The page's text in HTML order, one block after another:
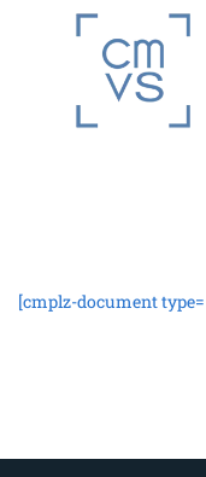
[cmplz-document